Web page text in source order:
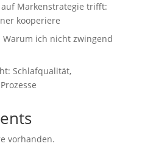
Markenstrategie trifft:
kooperiere
ich nicht zwingend
Schlafqualität,
vorhanden.